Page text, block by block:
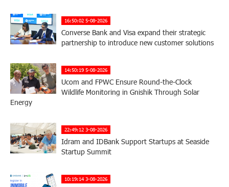
16:50:02 5-08-2026
Converse Bank and Visa expand their strategic
partnership to introduce new customer solutions
14:50:19 5-08-2026
Ucom and FPWC Ensure Round-the-Clock
Wildlife Monitoring in Gnishik Through Solar
Energy
22:49:12 3-08-2026
Idram and IDBank Support Startups at Seaside
Startup Summit
10:19:14 3-08-2026